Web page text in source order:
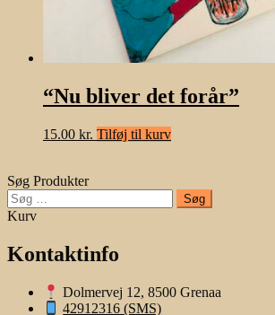
“Nu bliver det forår”
15.00 kr. Tilføj til kurv
Søg Produkter
Søg
efter:
Kurv
Kontaktinfo
Dolmervej 12, 8500 Grenaa
42912316 (SMS)